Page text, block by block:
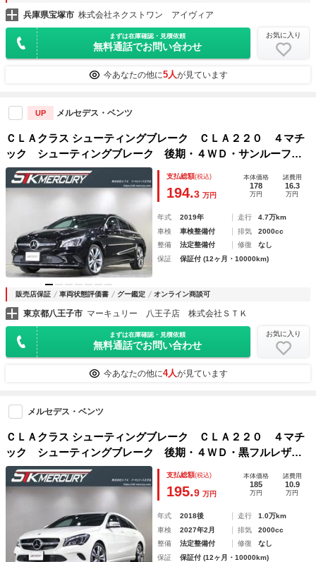
兵庫県宝塚市 株式会社ネクストワン アイヴィア
まずは在庫確認・見積依頼
無料通話でお問い合わせ
お気に入り
今あなたの他に5人が見ています
UP メルセデス・ベンツ
ＣＬＡクラス シューティングブレーク ＣＬＡ２２０ ４マチ
ック シューティングブレーク 後期・４ＷＤ・サンルーフ・
黒レザー・ハーマンカードン・純正ナビＢカメラ・フルセグ・
ＬＥＤライト・パワーシート・リアＰゲート・キーレスゴー・
ディスタンスアシスト・Ｐシート・シートメモリー・シートヒ
支払総額(税込)
194.3 万円
本体価格
178
万円
諸費用
16.3
万円
年式 2019年 走行
4.7万km
車検
車検整備付 排気
2000cc
整備
法定整備付 修復
なし
保証
保証付 (12ヶ月・10000km)
販売店保証 車両状態評価書 グー鑑定 オンライン商談可
東京都八王子市 マーキュリー 八王子店 株式会社ＳＴＫ
まずは在庫確認・見積依頼
無料通話でお問い合わせ
お気に入り
今あなたの他に4人が見ています
メルセデス・ベンツ
ＣＬＡクラス シューティングブレーク ＣＬＡ２２０ ４マチ
ック シューティングブレーク 後期・４ＷＤ・黒フルレザ
ー・ＬＥＤライト・純正ナビＢカメラ・フルセグ・ディスタン
スパイロット・パドルシフト・キーレスゴー・シートヒータ
ー・リアＰゲート・コーナーセンサー・Ａストップ・アンビエ
支払総額(税込)
195.9 万円
本体価格
185
万円
諸費用
10.9
万円
年式 2018後 走行
1.0万km
車検
2027年2月 排気
2000cc
整備
法定整備付 修復
なし
保証
保証付 (12ヶ月・10000km)